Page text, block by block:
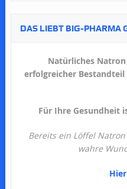
DAS LIEBT BIG-PHARMA
Natürliches
erfolgreicher
Für Ihre Gesundheit
Bereits ein Löffel
wahre